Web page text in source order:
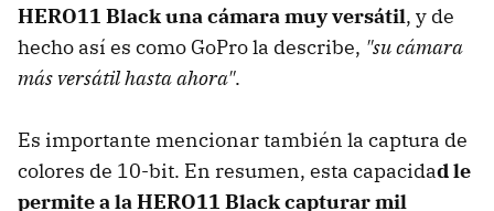
HERO11 Black una cámara muy versátil, y de
hecho así es como GoPro la describe, "su cámara
más versátil hasta ahora".
Es importante mencionar también la captura de
colores de 10-bit. En resumen, esta capacidad le
permite a la HERO11 Black capturar mil